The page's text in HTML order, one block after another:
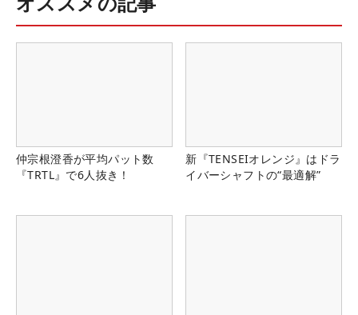
仲宗根澄香が平均パット数
『TRTL』で6人抜き！
新『TENSEIオレンジ』はドラ
イバーシャフトの“最適解”